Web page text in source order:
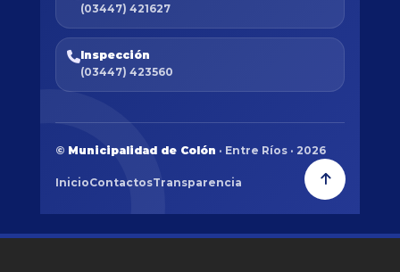
(03447) 421627
Inspección
(03447) 423560
© Municipalidad de Colón · Entre Ríos · 2026
InicioContactosTransparencia